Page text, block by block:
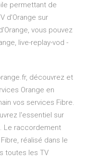
permettant de
d'Orange sur
vous pouvez
live-replay-vod -
découvrez et
Orange en
vos services Fibre.
l'essentiel sur
. Le raccordement
réalisé dans le
toutes les TV